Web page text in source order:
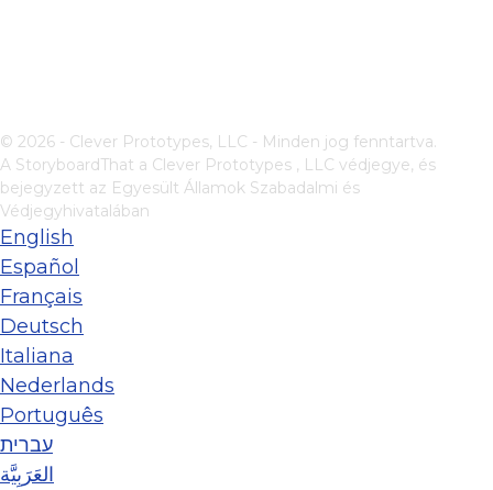
© 2026 - Clever Prototypes, LLC - Minden jog fenntartva.
A StoryboardThat a Clever Prototypes , LLC védjegye, és
bejegyzett az Egyesült Államok Szabadalmi és
Védjegyhivatalában
English
Español
Français
Deutsch
Italiana
Nederlands
Português
עברית
العَرَبِيَّة